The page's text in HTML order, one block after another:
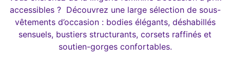
accessibles ? Découvrez une large sélection de sous-
vêtements d’occasion : bodies élégants, déshabillés
sensuels, bustiers structurants, corsets raffinés et
soutien-gorges confortables.